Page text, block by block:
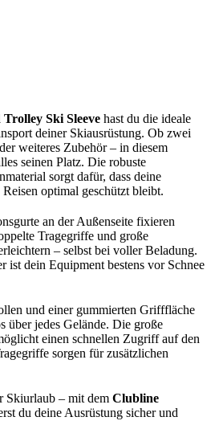
Ski Sleeve hast du die ideale
deiner Skiausrüstung. Ob zwei
weiteres Zubehör – in diesem
seinen Platz. Die robuste
sorgt dafür, dass deine
optimal geschützt bleibt.
an der Außenseite fixieren
Tragegriffe und große
– selbst bei voller Beladung.
ist dein Equipment bestens vor Schnee
und einer gummierten Grifffläche
über jedes Gelände. Die große
einen schnellen Zugriff auf den
sorgen für zusätzlichen
Skiurlaub – mit dem Clubline
du deine Ausrüstung sicher und